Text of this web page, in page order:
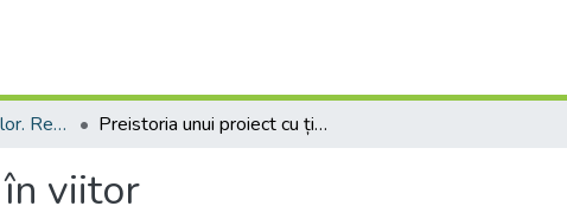
Colecții ale bibliotecilor. Resurse informaționale Preistoria unui proiect cu țintă în viitor
viitor